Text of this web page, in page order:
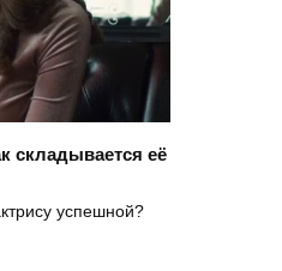
складывается её
успешной?